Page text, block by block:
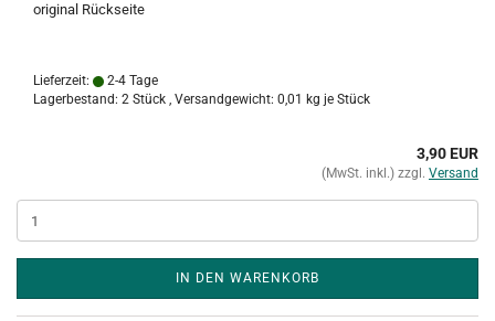
original Rückseite
Lieferzeit:
2-4 Tage
Lagerbestand: 2 Stück , Versandgewicht: 0,01 kg je Stück
3,90 EUR
(MwSt. inkl.) zzgl. Versand
IN DEN WARENKORB